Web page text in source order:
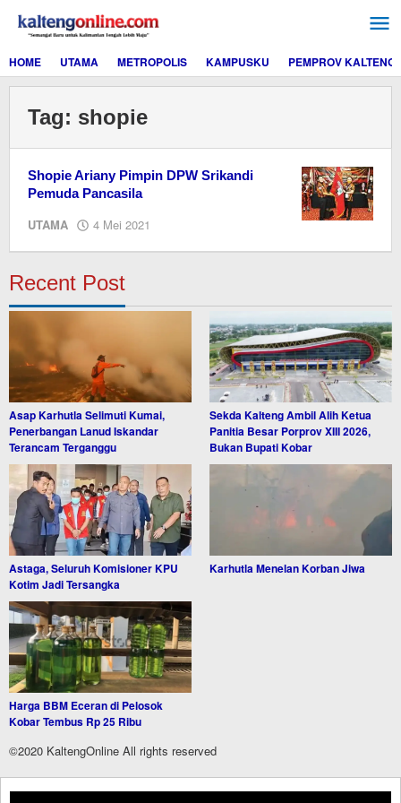
konten
HOME
UTAMA METROPOLIS KAMPUSKU PEMPROV KALTENG
Tag: shopie
Shopie Ariany Pimpin DPW Srikandi
Pemuda Pancasila
UTAMA 4 Mei 2021
kaltengonline.com
Recent Post
Asap Karhutla Selimuti Kumai,
Penerbangan Lanud Iskandar
Terancam Terganggu
Sekda Kalteng Ambil Alih Ketua
Panitia Besar Porprov XIII 2026,
Bukan Bupati Kobar
Astaga, Seluruh Komisioner KPU
Kotim Jadi Tersangka
Karhutla Menelan Korban Jiwa
Harga BBM Eceran di Pelosok
Kobar Tembus Rp 25 Ribu
©2020 KaltengOnline All rights reserved